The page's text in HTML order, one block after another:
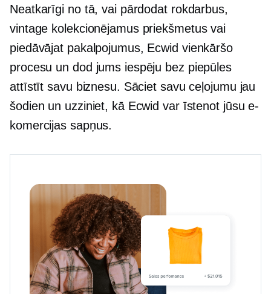
Neatkarīgi no tā, vai pārdodat rokdarbus,
vintage kolekcionējamus priekšmetus vai
piedāvājat pakalpojumus, Ecwid vienkāršo
procesu un dod jums iespēju bez piepūles
attīstīt savu biznesu. Sāciet savu ceļojumu jau
šodien un uzziniet, kā Ecwid var īstenot jūsu e-
komercijas sapņus.